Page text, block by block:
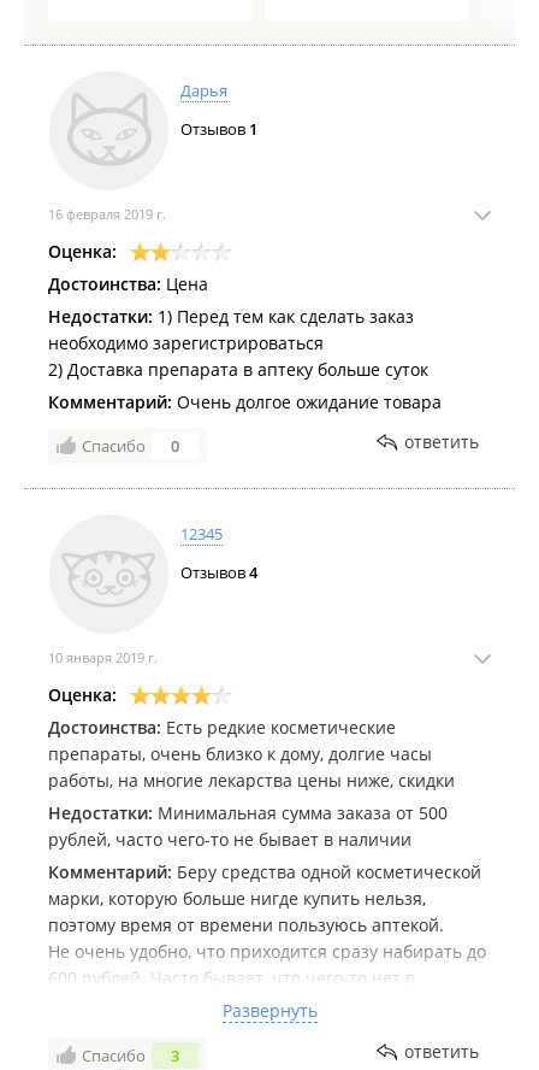
Дарья
Отзывов 1
16 февраля 2019 г.
Оценка:
Достоинства: Цена
Недостатки: 1) Перед тем как сделать заказ
необходимо зарегистрироваться
2) Доставка препарата в аптеку больше суток
Комментарий: Очень долгое ожидание товара
Спасибо 0 ответить
12345
Отзывов4
10 января 2019 г.
Оценка:
Достоинства: Есть редкие косметические
препараты, очень близко к дому, долгие часы
работы, на многие лекарства цены ниже, скидки
Недостатки: Минимальная сумма заказа от 500
рублей, часто чего-то не бывает в наличии
Комментарий: Беру средства одной косметической
марки, которую больше нигде купить нельзя,
поэтому время от времени пользуюсь аптекой.
Не очень удобно, что приходится сразу набирать до
600 рублей. Часто бывает, что чего-то нет в
наличии, а заказ может быть сделан именно из-за
этого, приходится или подбирать что-то другое , или
отменять полностью. Заказы упакованы надежно и
Развернуть
Спасибо 3 ответить